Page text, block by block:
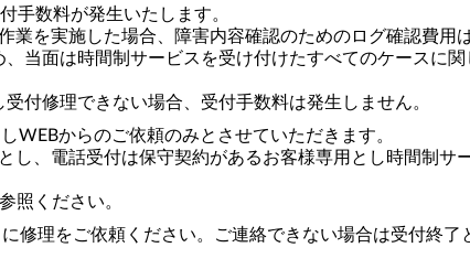
手数料が発生いたします。
を実施した場合、障害内容確認のためのログ確認費用
当面は時間制サービスを受け付けたすべてのケースに
付修理できない場合、受付手数料は発生しません。
からのご依頼のみとさせていただきます。
、電話受付は保守契約があるお客様専用とし時間制サ
照ください。
修理をご依頼ください。ご連絡できない場合は受付終了